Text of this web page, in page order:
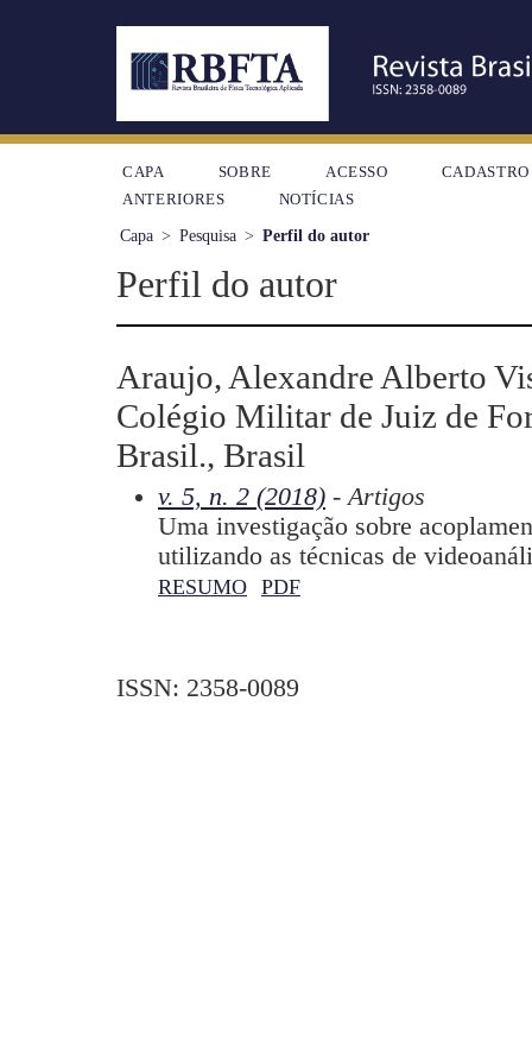
CAPA SOBRE ACESSO
CADASTRO
ANTERIORES
NOTÍCIAS
Capa > Pesquisa > Perfil do autor
Perfil do autor
Araujo, Alexandre Alberto
Colégio Militar de Juiz de
Brasil., Brasil
v. 5, n. 2 (2018) - Artigos
Uma investigação sobre
utilizando as técnicas de
RESUMO PDF
ISSN: 2358-0089